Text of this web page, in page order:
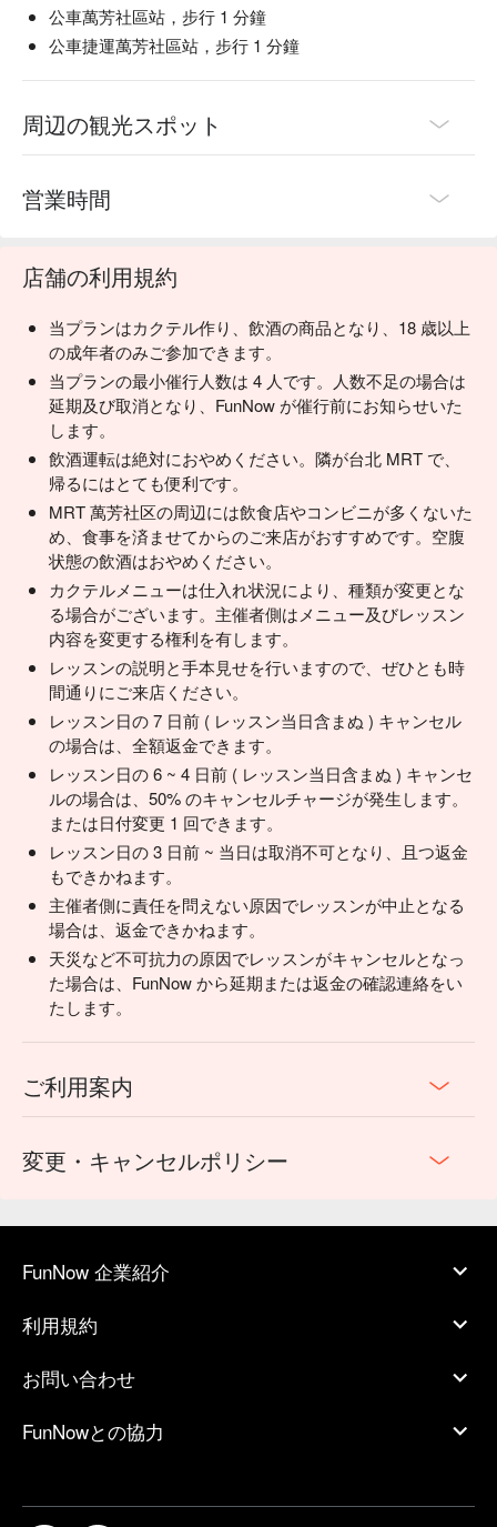
公車萬芳社區站，步行 1 分鐘
公車捷運萬芳社區站，步行 1 分鐘
周辺の観光スポット
営業時間
店舗の利用規約
当プランはカクテル作り、飲酒の商品となり、18 歳以上
の成年者のみご参加できます。
当プランの最小催行人数は 4 人です。人数不足の場合は
延期及び取消となり、FunNow が催行前にお知らせいた
します。
飲酒運転は絶対におやめください。隣が台北 MRT で、
帰るにはとても便利です。
MRT 萬芳社区の周辺には飲食店やコンビニが多くないた
め、食事を済ませてからのご来店がおすすめです。空腹
状態の飲酒はおやめください。
カクテルメニューは仕入れ状況により、種類が変更とな
る場合がございます。主催者側はメニュー及びレッスン
内容を変更する権利を有します。
レッスンの説明と手本見せを行いますので、ぜひとも時
間通りにご来店ください。
レッスン日の 7 日前 ( レッスン当日含まぬ ) キャンセル
の場合は、全額返金できます。
レッスン日の 6 ~ 4 日前 ( レッスン当日含まぬ ) キャンセ
ルの場合は、50% のキャンセルチャージが発生します。
または日付変更 1 回できます。
レッスン日の 3 日前 ~ 当日は取消不可となり、且つ返金
もできかねます。
主催者側に責任を問えない原因でレッスンが中止となる
場合は、返金できかねます。
天災など不可抗力の原因でレッスンがキャンセルとなっ
た場合は、FunNow から延期または返金の確認連絡をい
たします。
ご利用案内
変更・キャンセルポリシー
FunNow 企業紹介
利用規約
お問い合わせ
FunNowとの協力